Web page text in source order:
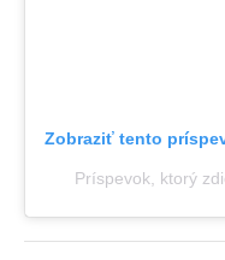
Zobraziť tento
Príspevok, ktorý